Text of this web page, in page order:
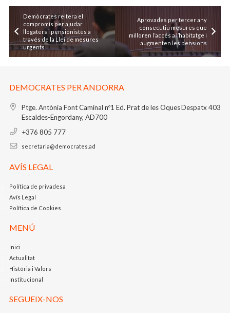
Demòcrates reitera el
compromís per ajudar
llogaters i pensionistes a
través de la Llei de mesures
urgents
Aprovades per tercer any
consecutiu mesures que
milloren l’accés a l’habitatge i
augmenten les pensions
DEMOCRATES PER ANDORRA
Ptge. Antònia Font Caminal nº1 Ed. Prat de les OquesDespatx 403
Escaldes-Engordany, AD700
+376 805 777
secretaria@democrates.ad
AVÍS LEGAL
Política de privadesa
Avís Legal
Política de Cookies
MENÚ
Inici
Actualitat
Història i Valors
Institucional
SEGUEIX-NOS